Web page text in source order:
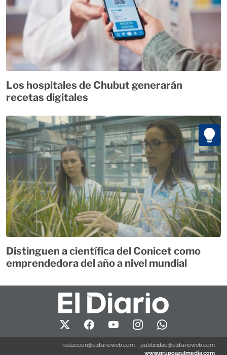
Los hospitales de Chubut generarán
recetas digitales
Distinguen a científica del Conicet como
emprendedora del año a nivel mundial
redaccion@eldiarioweb.com - publicidad@eldiarioweb.com
www.grupoazulmedia.com